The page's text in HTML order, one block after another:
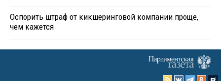
Оспорить штраф от кикшеринговой компании проще,
чем кажется